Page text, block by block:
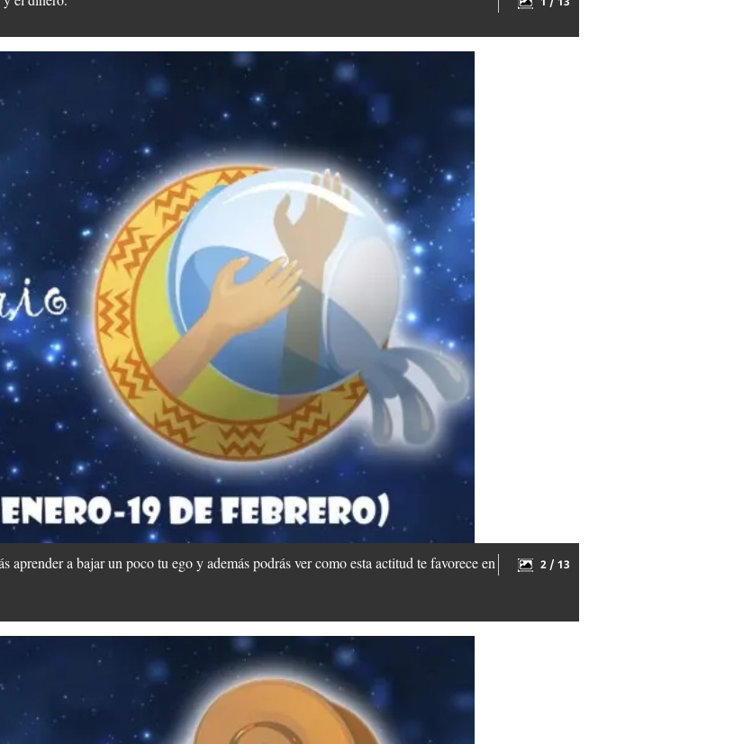
aprender a bajar un poco tu ego y además podrás ver como esta actitud te favorece en
2 / 13